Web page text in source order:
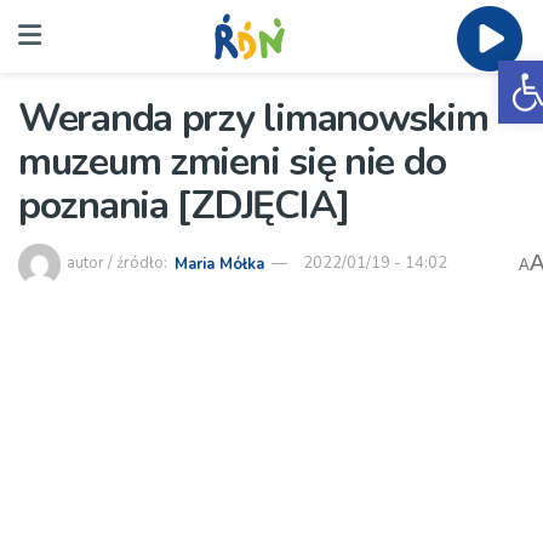
Weranda przy limanowskim
muzeum zmieni się nie do
poznania [ZDJĘCIA]
autor / źródło: Maria Mółka 2022/01/19 - 14:02 A